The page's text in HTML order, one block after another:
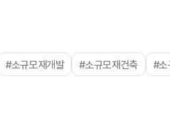
#소규모재개발 #소규모재건축
#소